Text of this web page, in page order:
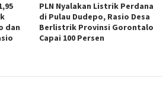
dan
PLN Nyalakan Listrik Perdana
di Pulau Dudepo, Rasio Desa
Berlistrik Provinsi Gorontalo
Capai 100 Persen